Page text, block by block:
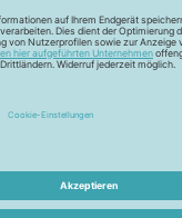
Vertrag
Pflegehinweise